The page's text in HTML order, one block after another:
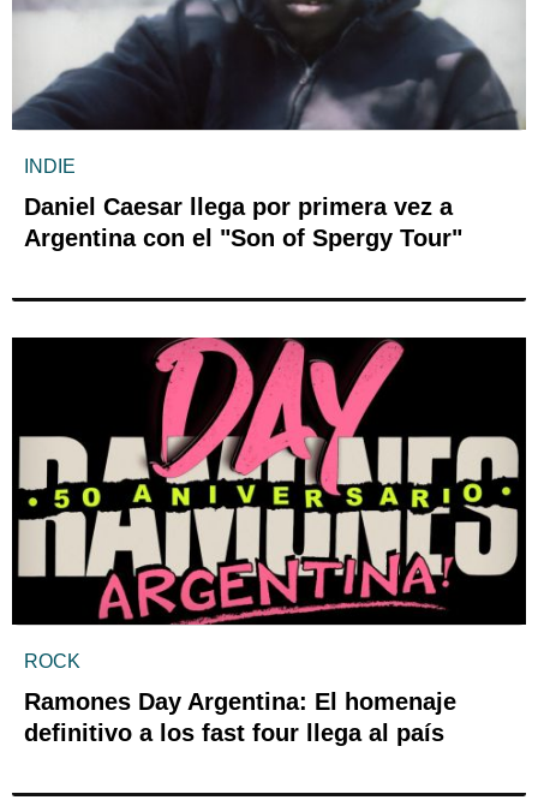
INDIE
Daniel Caesar llega por primera vez a
Argentina con el "Son of Spergy Tour"
ROCK
Ramones Day Argentina: El homenaje
definitivo a los fast four llega al país